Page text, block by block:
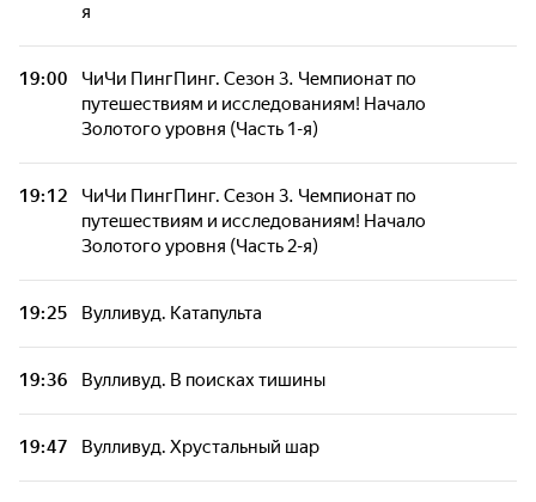
я
19:00
ЧиЧи ПингПинг. Сезон 3. Чемпионат по
путешествиям и исследованиям! Начало
Золотого уровня (Часть 1-я)
19:12
ЧиЧи ПингПинг. Сезон 3. Чемпионат по
путешествиям и исследованиям! Начало
Золотого уровня (Часть 2-я)
19:25 Вулливуд. Катапульта
19:36 Вулливуд. В поисках тишины
19:47 Вулливуд. Хрустальный шар